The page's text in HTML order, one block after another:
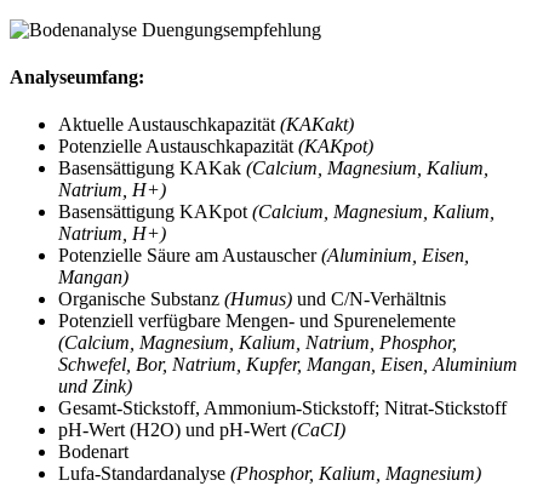
Analyseumfang:
Aktuelle Austauschkapazität (KAKakt)
Potenzielle Austauschkapazität (KAKpot)
Basensättigung KAKak (Calcium, Magnesium, Kalium,
Natrium, H+)
Basensättigung KAKpot (Calcium, Magnesium, Kalium,
Natrium, H+)
Potenzielle Säure am Austauscher(Aluminium, Eisen,
Mangan)
Organische Substanz (Humus) und C/N-Verhältnis
Potenziell verfügbare Mengen- und Spurenelemente
(Calcium, Magnesium, Kalium, Natrium, Phosphor,
Schwefel, Bor, Natrium, Kupfer, Mangan, Eisen, Aluminium
und Zink)
Gesamt-Stickstoff, Ammonium-Stickstoff; Nitrat-Stickstoff
pH-Wert (H2O) und pH-Wert (CaCI)
Bodenart
Lufa-Standardanalyse (Phosphor, Kalium, Magnesium)